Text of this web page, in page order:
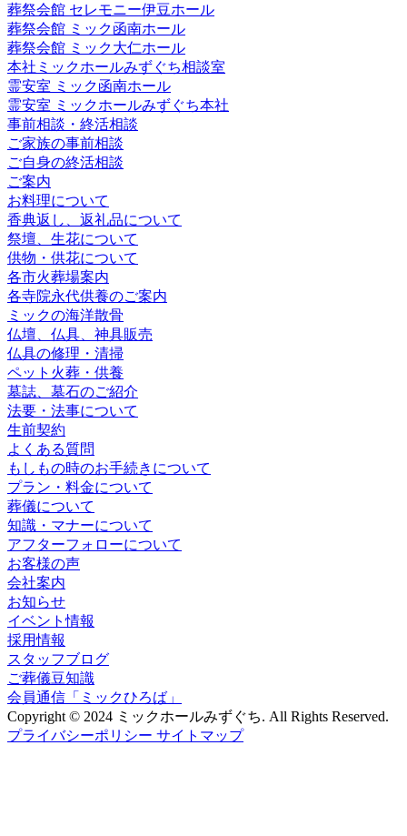
葬祭会館 セレモニー伊豆ホール
葬祭会館 ミック函南ホール
葬祭会館 ミック大仁ホール
本社ミックホールみずぐち相談室
霊安室 ミック函南ホール
霊安室 ミックホールみずぐち本社
事前相談・終活相談
ご家族の事前相談
ご自身の終活相談
ご案内
お料理について
香典返し、返礼品について
祭壇、生花について
供物・供花について
各市火葬場案内
各寺院永代供養のご案内
ミックの海洋散骨
仏壇、仏具、神具販売
仏具の修理・清掃
ペット火葬・供養
墓誌、墓石のご紹介
法要・法事について
生前契約
よくある質問
もしもの時のお手続きについて
プラン・料金について
葬儀について
知識・マナーについて
アフターフォローについて
お客様の声
会社案内
お知らせ
イベント情報
採用情報
スタッフブログ
ご葬儀豆知識
会員通信「ミックひろば」
Copyright © 2024 ミックホールみずぐち. All Rights Reserved.
プライバシーポリシー サイトマップ